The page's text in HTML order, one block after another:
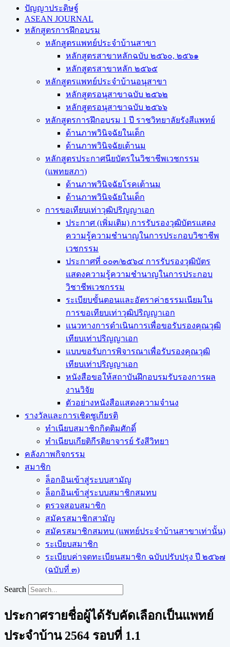
ปัญญาประดิษฐ์
ASEAN JOURNAL
หลักสูตรการฝึกอบรม
หลักสูตรแพทย์ประจำบ้านสาขา
หลักสูตรสาขาหลักฉบับ ๒๕๖๐, ๒๕๖๑
หลักสูตรสาขาหลัก ๒๕๖๕
หลักสูตรแพทย์ประจำบ้านอนุสาขา
หลักสูตรอนุสาขาฉบับ ๒๕๖๒
หลักสูตรอนุสาขาฉบับ ๒๕๖๖
หลักสูตรการฝึกอบรม 1 ปี ราชวิทยาลัยรังสีแพทย์
ด้านภาพวินิจฉัยในเด็ก
ด้านภาพวินิจฉัยเต้านม
หลักสูตรประกาศนียบัตรในวิชาชีพเวชกรรม
(แพทยสภา)
ด้านภาพวินิจฉัยโรคเต้านม
ด้านภาพวินิจฉัยในเด็ก
การขอเทียบเท่า​วุฒิปริญญา​เอก
ประกาศ (เพิ่มเติม) การรับรองวุฒิบัตรแสดง
ความรู้ความชำนาญในการประกอบวิชาชีพ
เวชกรรม
ประกาศที่ ๐๐๓/๒๕๖๔ การรับรองวุฒิบัตร
แสดงความรู้ความชำนาญในการประกอบ
วิชาชีพเวชกรรม
ระเบียบขั้นตอนและอัตราค่าธรรมเนียมใน
การขอเทียบเท่าวุฒิปริญญาเอก
แนวทางการดำเนินการเพื่อขอรับรองคุณวุฒิ
เทียบเท่าปริญญาเอก
แบบขอรับการพิจารณาเพื่อรับรองคุณวุฒิ
เทียบเท่าปริญญาเอก
หนังสือขอให้สถาบันฝึกอบรมรับรองการผล
งานวิจัย
ตัวอย่างหนังสือแสดงความจำนง
รางวัลและการเชิดชูเกียรติ
ทำเนียบสมาชิกกิตติมศักดิ์
ทำเนียบเกียติกีรติยาจารย์ รังสีวิทยา
คลังภาพกิจกรรม
สมาชิก
ล็อกอินเข้าสู่ระบบสามัญ
ล็อกอินเข้าสู่ระบบสมาชิกสมทบ
ตรวจสอบสมาชิก
สมัครสมาชิกสามัญ
สมัครสมาชิกสมทบ (แพทย์ประจำบ้านสาขาเท่านั้น)
ระเบียบสมาชิก
ระเบียบค่าจดทะเบียนสมาชิก ฉบับปรับปรุง ปี ๒๕๖๗
(ฉบับที่ ๓)
Search
ประกาศรายชื่อผู้ได้รับคัดเลือกเป็นแพทย์
ประจำบ้าน 2564 รอบที่ 1.1